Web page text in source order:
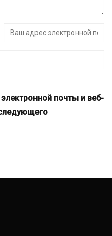
почты и веб-